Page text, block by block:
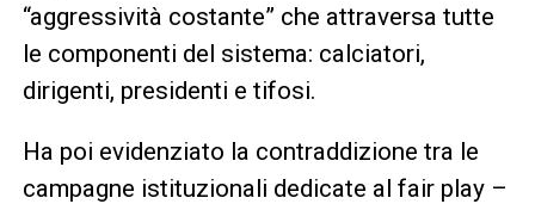
“aggressività costante” che attraversa tutte
le componenti del sistema: calciatori,
dirigenti, presidenti e tifosi.
Ha poi evidenziato la contraddizione tra le
campagne istituzionali dedicate al fair play –